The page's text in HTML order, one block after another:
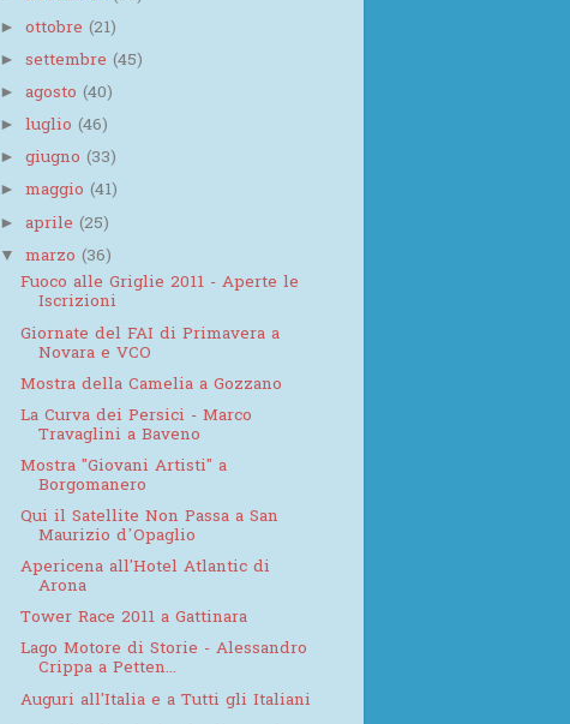
►ottobre(21)
►settembre(45)
►agosto(40)
►luglio(46)
►giugno(33)
►maggio(41)
►aprile(25)
▼marzo(36)
Fuoco alle Griglie 2011 - Aperte le
Iscrizioni
Giornate del FAI di Primavera a
Novara e VCO
Mostra della Camelia a Gozzano
La Curva dei Persici - Marco
Travaglini a Baveno
Mostra "Giovani Artisti" a
Borgomanero
Qui il Satellite Non Passa a San
Maurizio d’Opaglio
Apericena all'Hotel Atlantic di
Arona
Tower Race 2011 a Gattinara
Lago Motore di Storie - Alessandro
Crippa a Petten...
Auguri all'Italia e a Tutti gli Italiani